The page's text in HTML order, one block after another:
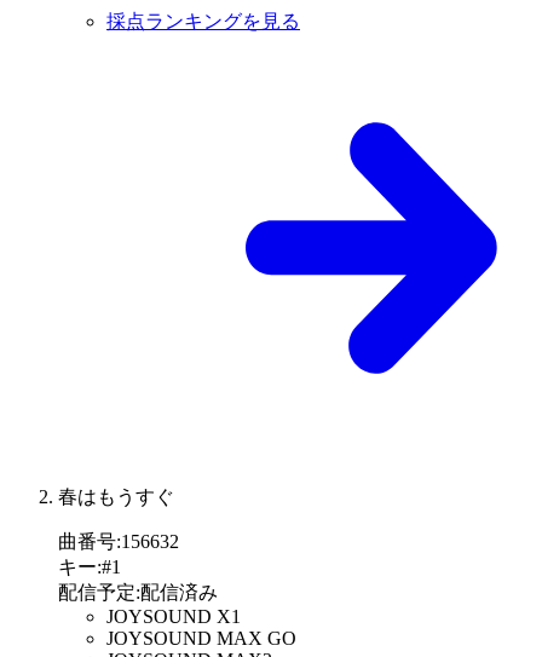
採点ランキングを見る
春はもうすぐ
曲番号:156632
キー:#1
配信予定:配信済み
JOYSOUND X1
JOYSOUND MAX GO